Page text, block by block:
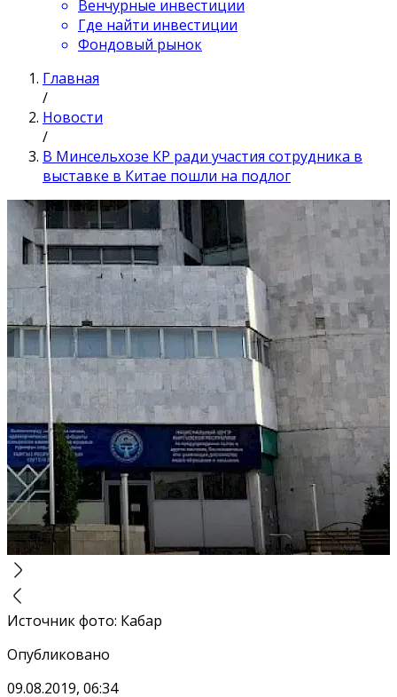
Венчурные инвестиции
Где найти инвестиции
Фондовый рынок
Главная
/
Новости
/
В Минсельхозе КР ради участия сотрудника в
выставке в Китае пошли на подлог
Источник фото: Кабар
Опубликовано
09.08.2019, 06:34